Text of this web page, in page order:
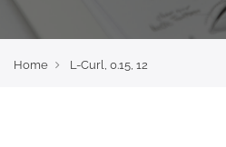
Home L-Curl, 0.15, 12